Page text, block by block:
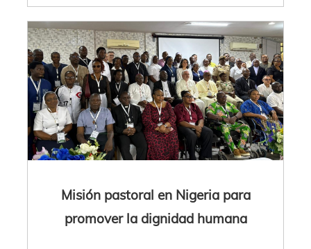
Misión pastoral en Nigeria para
promover la dignidad humana